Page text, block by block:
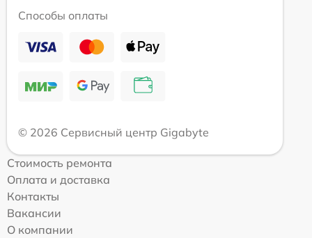
Способы оплаты
© 2026 Сервисный центр Gigabyte
Стоимость ремонта
Оплата и доставка
Контакты
Вакансии
О компании